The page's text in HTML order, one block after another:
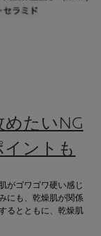
めたいNG
ントも
がゴワゴワ硬い感じ
にも、乾燥肌が関係
るとともに、乾燥肌